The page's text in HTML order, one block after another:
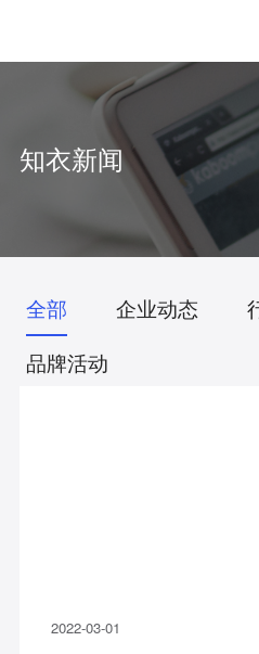
知衣新闻
全部 企业动态
品牌活动
2022-03-01